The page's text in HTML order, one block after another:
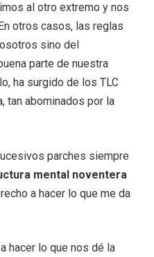
al otro extremo y nos
otros casos, las reglas
sino del
parte de nuestra
ha surgido de los TLC
tan abominados por la
parches siempre
mental noventera
a hacer lo que me da
hacer lo que nos dé la